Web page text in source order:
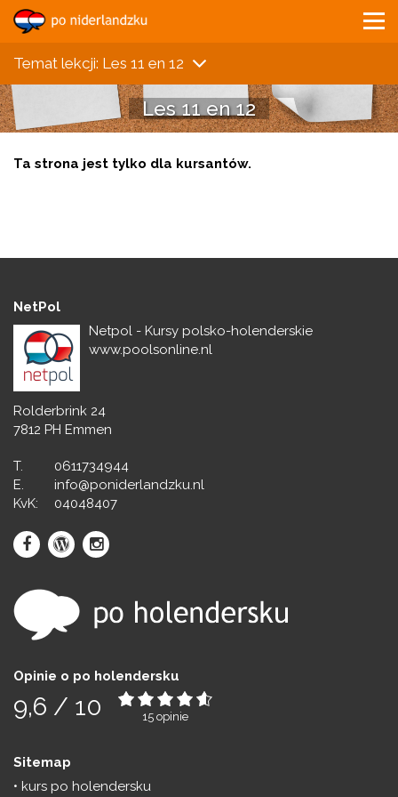
Temat lekcji: Les 11 en 12
Les 11 en 12
Ta strona jest tylko dla kursantów.
NetPol
Netpol - Kursy polsko-holenderskie
www.poolsonline.nl
Rolderbrink 24
7812 PH Emmen
T.
0611734944
E.
info@poniderlandzku.nl
KvK:
04048407
Opinie o po holendersku
9,6 / 10 15 opinie
Sitemap
kurs po holendersku